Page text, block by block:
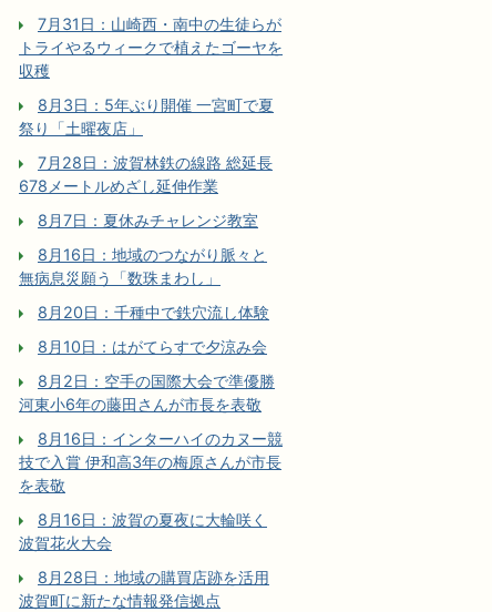
7月31日：山崎西・南中の生徒らが
トライやるウィークで植えたゴーヤを
収穫
8月3日：5年ぶり開催 一宮町で夏
祭り「土曜夜店」
7月28日：波賀林鉄の線路 総延長
678メートルめざし延伸作業
8月7日：夏休みチャレンジ教室
8月16日：地域のつながり脈々と
無病息災願う「数珠まわし」
8月20日：千種中で鉄穴流し体験
8月10日：はがてらすで夕涼み会
8月2日：空手の国際大会で準優勝
河東小6年の藤田さんが市長を表敬
8月16日：インターハイのカヌー競
技で入賞 伊和高3年の梅原さんが市長
を表敬
8月16日：波賀の夏夜に大輪咲く
波賀花火大会
8月28日：地域の購買店跡を活用
波賀町に新たな情報発信拠点